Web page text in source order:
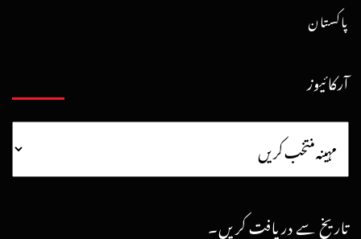
پاکستان
آرکائیوز
تاریخ سے دریافت کریں۔